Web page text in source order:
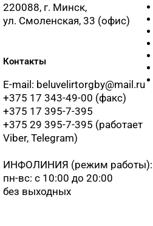
220088, г. Минск,
ул. Смоленская, 33 (офис)
Контакты
E-mail: beluvelirtorgby@mail.ru
+375 17 343-49-00 (факс)
+375 17 395-7-395
+375 29 395-7-395 (работает
Viber, Telegram)
ИНФОЛИНИЯ (режим работы):
пн-вс: с 10:00 до 20:00
без выходных